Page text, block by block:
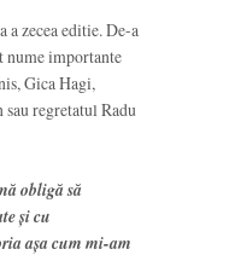
zecea editie. De-a
nume importante
Gica Hagi,
regretatul Radu
obligă să
și cu
așa cum mi-am